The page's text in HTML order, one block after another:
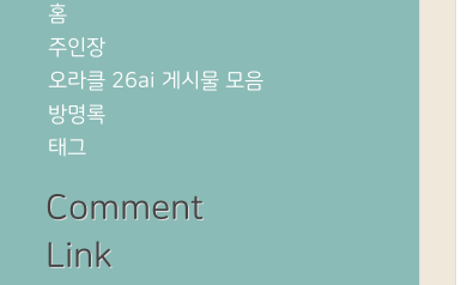
홈
주인장
오라클 26ai 게시물 모음
방명록
태그
Comment
Link